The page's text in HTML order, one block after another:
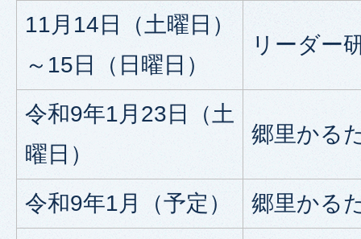
11月14日（土曜日）
～15日（日曜日）
リーダー
令和9年1月23日（土
曜日）
郷里かる
令和9年1月（予定）
郷里かる